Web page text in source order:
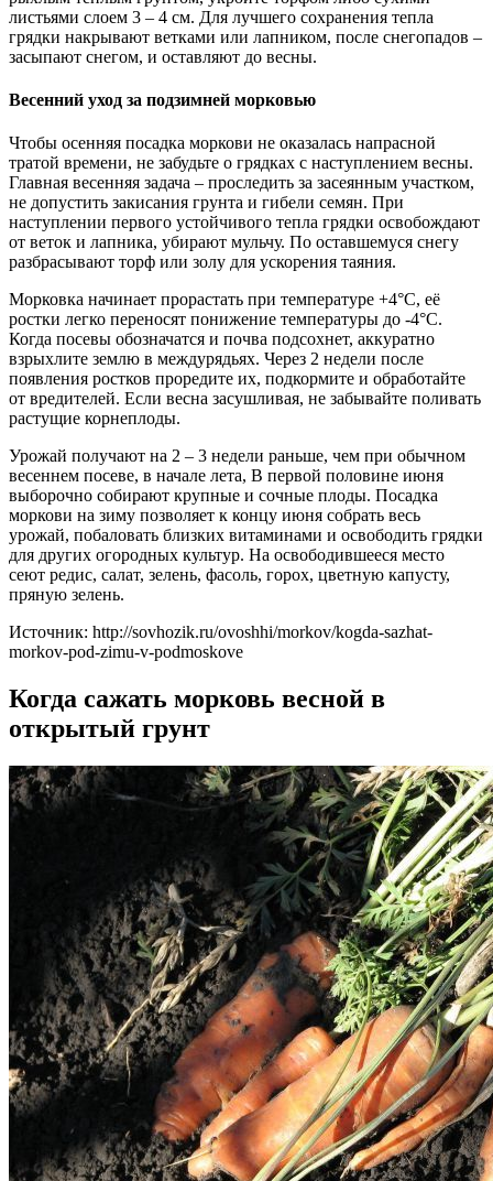
листьями слоем 3 – 4 см. Для лучшего сохранения тепла
грядки накрывают ветками или лапником, после снегопадов –
засыпают снегом, и оставляют до весны.
Весенний уход за подзимней морковью
Чтобы осенняя посадка моркови не оказалась напрасной
тратой времени, не забудьте о грядках с наступлением весны.
Главная весенняя задача – проследить за засеянным участком,
не допустить закисания грунта и гибели семян. При
наступлении первого устойчивого тепла грядки освобождают
от веток и лапника, убирают мульчу. По оставшемуся снегу
разбрасывают торф или золу для ускорения таяния.
Морковка начинает прорастать при температуре +4°С, её
ростки легко переносят понижение температуры до -4°С.
Когда посевы обозначатся и почва подсохнет, аккуратно
взрыхлите землю в междурядьях. Через 2 недели после
появления ростков проредите их, подкормите и обработайте
от вредителей. Если весна засушливая, не забывайте поливать
растущие корнеплоды.
Урожай получают на 2 – 3 недели раньше, чем при обычном
весеннем посеве, в начале лета, В первой половине июня
выборочно собирают крупные и сочные плоды. Посадка
моркови на зиму позволяет к концу июня собрать весь
урожай, побаловать близких витаминами и освободить грядки
для других огородных культур. На освободившееся место
сеют редис, салат, зелень, фасоль, горох, цветную капусту,
пряную зелень.
Источник: http://sovhozik.ru/ovoshhi/morkov/kogda-sazhat-
morkov-pod-zimu-v-podmoskove
Когда сажать морковь весной в
открытый грунт